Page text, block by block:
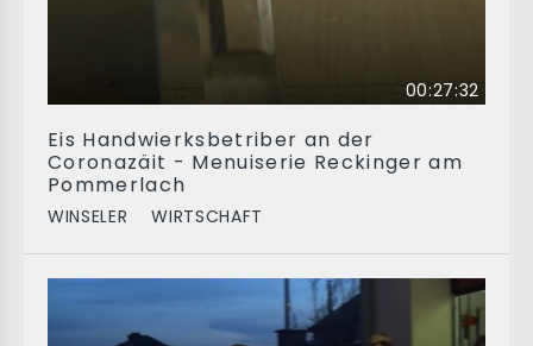
00:27:32
Eis Handwierksbetriber an der
Coronazäit - Menuiserie Reckinger am
Pommerlach
WINSELER WIRTSCHAFT